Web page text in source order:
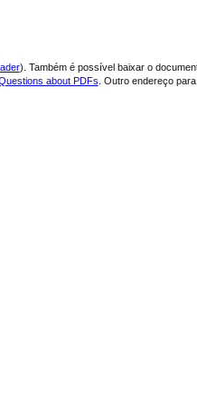
). Também é possível baixar o
about PDFs . Outro endereço